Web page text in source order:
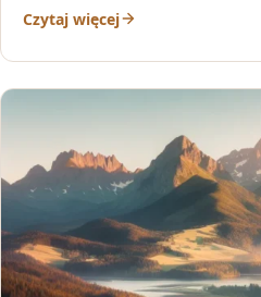
Czytaj więcej